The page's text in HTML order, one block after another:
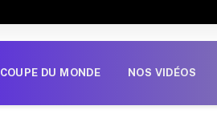
COUPE DU MONDE NOS VIDÉOS